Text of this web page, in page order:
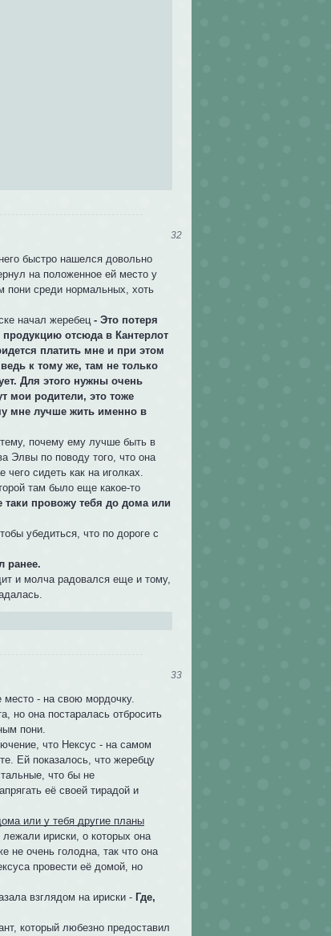
32
быстро нашелся довольно
на положенное ей место у
пони среди нормальных, хоть
начал жеребец- Это потеря
продукцию отсюда в Кантерлот
платить мне и при этом
к тому же, там не только
Для этого нужны очень
мои родители, это тоже
мне лучше жить именно в
почему ему лучше быть в
Элвы по поводу того, что она
сидеть как на иголках.
там было еще какое-то
таки провожу тебя до дома или
убедиться, что по дороге с
ранее.
и молча радовался еще и тому,
33
место - на свою мордочку.
но она постаралась отбросить
пони.
что Нексус - на самом
Ей показалось, что жеребцу
что бы не
её своей тирадой и
или у тебя другие планы
ириски, о которых она
не очень голодна, так что она
провести её домой, но
взглядом на ириски - Где,
который любезно предоставил